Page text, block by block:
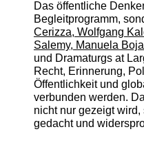
Das öffentliche
Begleitprogramm,
Cerizza, Wolfgang
Salemy, Manuela
und Dramaturgs at
Recht, Erinnerung,
Öffentlichkeit und
verbunden werden.
nicht nur gezeigt
gedacht und